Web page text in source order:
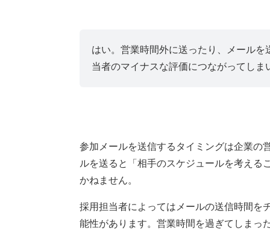
はい。営業時間外に送ったり、メール
当者のマイナスな評価につながってしま
参加メールを送信するタイミングは企業の
ルを送ると「相手のスケジュールを考える
かねません。
採用担当者によってはメールの送信時間を
能性があります。営業時間を過ぎてしまっ